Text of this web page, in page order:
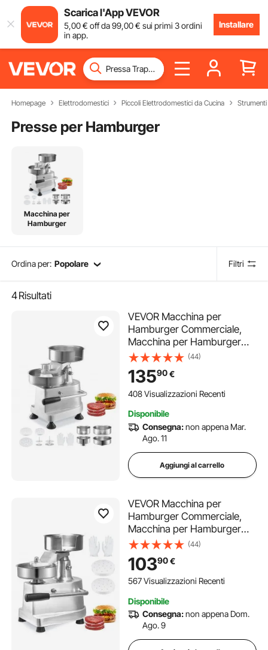
Scarica l'App VEVOR
5,00€ off da99,00€ sui primi 3 ordini
in app.
Installare
Homepage Elettrodomestici Piccoli Elettrodomestici da Cucina
Presse per Hamburger
Macchina per
Hamburger
Ordina per: Popolare Filtri
4Risultati
VEVOR Macchina per
Hamburger Commerciale,
Macchina per Hamburger
con 3 Stampi Convertibili
(4/5/6 pollici), Pressa per
Hamburger in Acciaio Inox
per Formatura Carne 1500
Hamburger
(44)
13590€
408 Visualizzazioni Recenti
Disponibile
Consegna:non appena Mar.
Ago. 11
Aggiungi al carrello
VEVOR Macchina per
Hamburger Commerciale,
Macchina per Hamburger
Pressa Dimensioni 130mm,
Pressa per Hamburger in
Acciaio Inox per Formatura
Carne 1000 Pezzi Carta per
Hamburger
(44)
10390€
567 Visualizzazioni Recenti
Disponibile
Consegna:non appena Dom.
Ago. 9